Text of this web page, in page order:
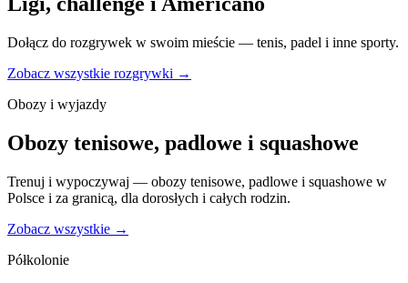
Dołącz do rozgrywek w swoim mieście — tenis, padel i inne sporty.
Zobacz wszystkie rozgrywki →
Obozy i wyjazdy
Obozy tenisowe, padlowe i squashowe
Trenuj i wypoczywaj — obozy tenisowe, padlowe i squashowe w
Polsce i za granicą, dla dorosłych i całych rodzin.
Zobacz wszystkie →
Półkolonie